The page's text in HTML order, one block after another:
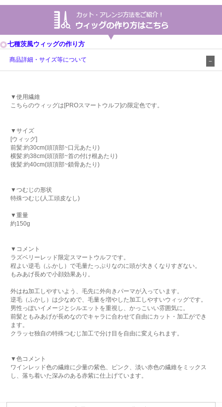
七種茨風ウィッグの作り方
商品詳細・サイズ等について
▼使用繊維
こちらのウィッグは[PROスマートウルフ]の限定色です。
▼サイズ
[ウィッグ]
前髪:約30cm(頭頂部~口元あたり)
横髪:約38cm(頭頂部~首の付け根あたり)
後髪:約40cm(頭頂部~鎖骨あたり)
▼つむじの形状
特殊つむじ(人工頭皮なし)
▼重量
約150g
▼コメント
ラズベリーレッド限定スマートウルフです。
程よい逆毛（ふかし）で毛量たっぷりなのに頭が大きくなりすぎない。
もみあげ長めで小顔効果あり。
外はね加工しやすいよう、毛先に外向きパーマが入っています。
逆毛（ふかし）は少なめで、毛量を増やした加工しやすいウィッグです。
男性っぽいイメージとシルエットを重視し、かっこいい雰囲気に。
前髪ともみあげが長めなのでキャラに合わせて自由にカット・加工ができ
ます。
クラッセ独自の特殊つむじ加工で分け目を自由に変えられます。
▼色コメント
ワインレッド色の繊維に少量の紫色、ピンク、淡い赤色の繊維をミックス
し、落ち着いた深みのある赤紫に仕上げています。